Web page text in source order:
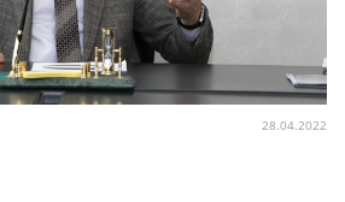
28.04.2022